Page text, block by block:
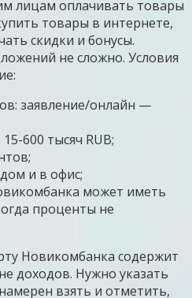
лицам оплачивать товары
товары в интернете,
скидки и бонусы.
не сложно. Условия
заявление/онлайн —
600 тысяч RUB;
и в офис;
может иметь
проценты не
Новикомбанка содержит
доходов. Нужно указать
взять и отметить,